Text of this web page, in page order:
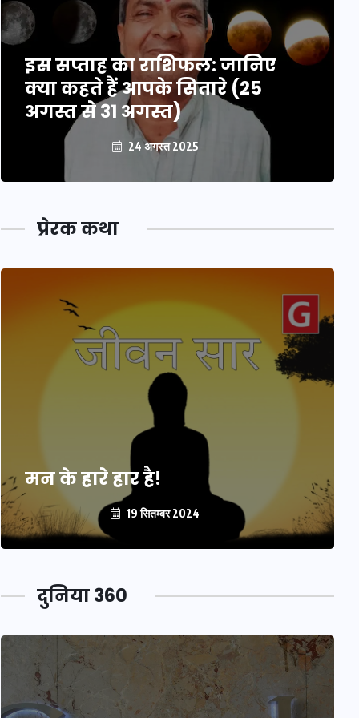
इस सप्ताह का राशिफल: जानिए
क्या कहते हैं आपके सितारे (25
अगस्त से 31 अगस्त)
24 अगस्त 2025
प्रेरक कथा
मन के हारे हार है!
19 सितम्बर 2024
दुनिया 360